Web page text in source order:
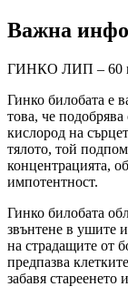
Важна
ГИНКО ЛИП – 60
Гинко билобата е
това, че
кислород на
тялото, той
концентрацията,
импотентност.
Гинко билобата
звънтене в ушите
на страдащите от
предпазва
забавя стареенето